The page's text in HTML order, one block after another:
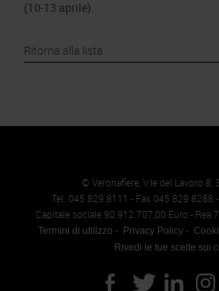
(10-13 aprile).
Ritorna alla lista
© Veronafiere, V.le del Lavoro 8,
Tel. 045 829 8111 - Fax 045 829 8288
Capitale sociale 90.912.707,00 Euro - Rea
Termini di utilizzo Privacy Policy
Rivedi le tue scelte sui